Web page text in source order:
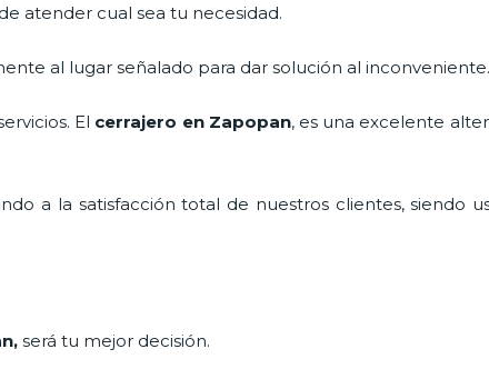
atender cual sea tu necesidad.
al lugar señalado para dar solución al inconveniente.
El cerrajero en Zapopan, es una excelente
a la satisfacción total de nuestros clientes, siendo
,será tu mejor decisión.